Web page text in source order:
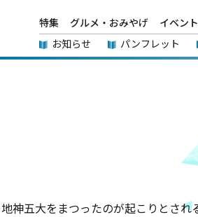
特集 グルメ・おみやげ イベント
お知らせ
パンフレット
神五大をまつったのが起こりとさ